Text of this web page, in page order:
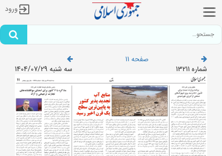
ورود
صفحه 11
شماره 13211
سه شنبه 1404/07/29